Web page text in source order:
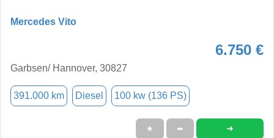
Mercedes Vito
6.750 €
Garbsen/ Hannover, 30827
391.000 km Diesel 100 kw (136 PS)
★ ➦ ➜